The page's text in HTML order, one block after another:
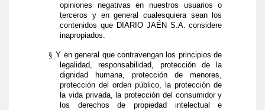
opiniones negativas en nuestros usuarios o
terceros y en general cualesquiera sean los
contenidos que DIARIO JAÉN S.A. considere
inapropiados.
§ Y en general que contravengan los principios de
legalidad, responsabilidad, protección de la
dignidad humana, protección de menores,
protección del orden público, la protección de
la vida privada, la protección del consumidor y
los derechos de propiedad intelectual e